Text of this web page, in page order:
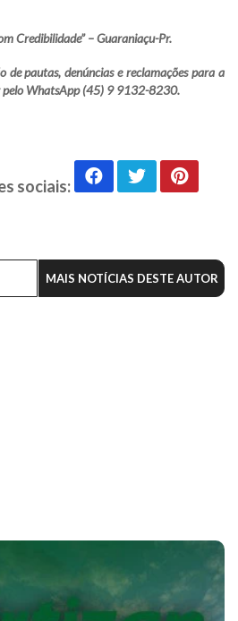
Credibilidade” – Guaraniaçu-Pr.
de pautas, denúncias e reclamações para a
pelo WhatsApp (45) 9 9132-8230.
sociais:
MAIS NOTÍCIAS DESTE AUTOR